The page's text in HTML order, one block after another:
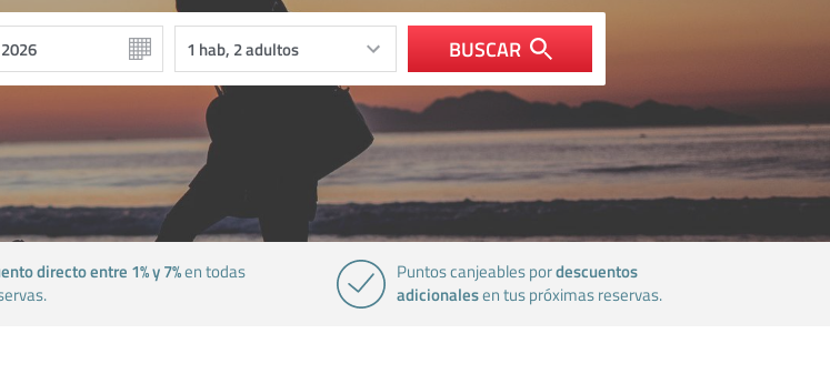
BUSCAR
directo entre 1% y 7%en todas
Puntos canjeables pordescuentos
adicionalesen tus próximas reservas.